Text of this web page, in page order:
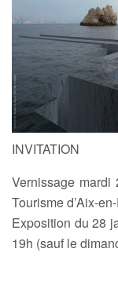
INVITATION
Vernissage mardi
Tourisme d’Aix-
Exposition du 28
19h (sauf le